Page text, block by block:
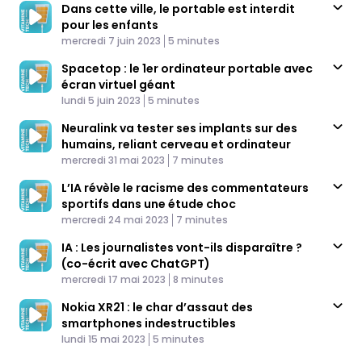
Dans cette ville, le portable est interdit
pour les enfants
Published At
mercredi 7 juin 2023 Time
5 minutes
Spacetop : le 1er ordinateur portable avec
écran virtuel géant
Published At
lundi 5 juin 2023 Time
5 minutes
Neuralink va tester ses implants sur des
humains, reliant cerveau et ordinateur
Published At
mercredi 31 mai 2023 Time
7 minutes
L’IA révèle le racisme des commentateurs
sportifs dans une étude choc
Published At
mercredi 24 mai 2023 Time
7 minutes
IA : Les journalistes vont-ils disparaître ?
(co-écrit avec ChatGPT)
Published At
mercredi 17 mai 2023 Time
8 minutes
Nokia XR21 : le char d’assaut des
smartphones indestructibles
Published At
lundi 15 mai 2023 Time
5 minutes